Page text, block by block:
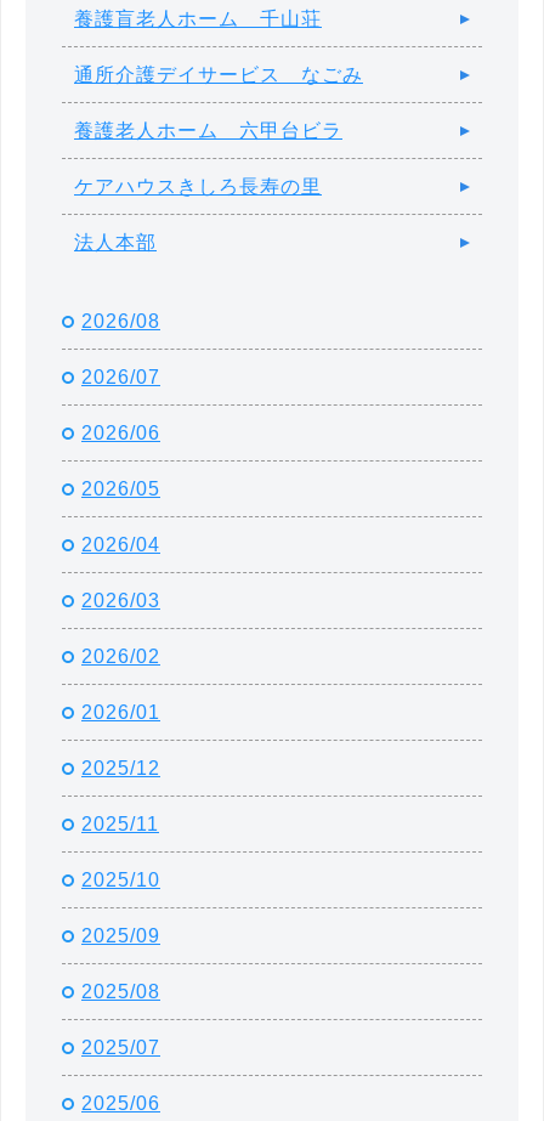
養護盲老人ホーム 千山荘
通所介護デイサービス なごみ
養護老人ホーム 六甲台ビラ
ケアハウスきしろ長寿の里
法人本部
2026/08
2026/07
2026/06
2026/05
2026/04
2026/03
2026/02
2026/01
2025/12
2025/11
2025/10
2025/09
2025/08
2025/07
2025/06